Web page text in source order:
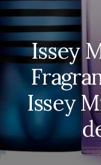
Issey
Issey